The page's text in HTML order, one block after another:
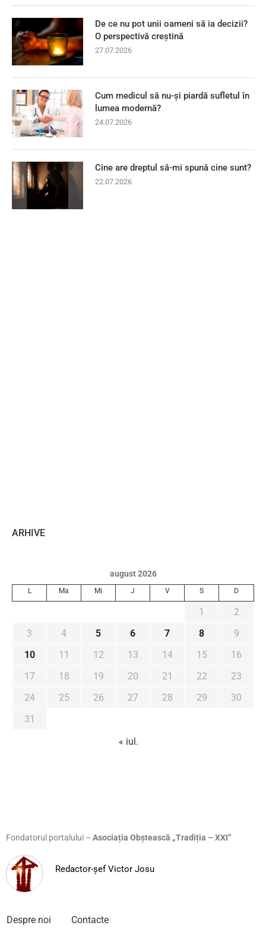
De ce nu pot unii oameni să ia decizii?
O perspectivă creștină
27.07.2026
Cum medicul să nu-și piardă sufletul în
lumea modernă?
24.07.2026
Cine are dreptul să-mi spună cine sunt?
22.07.2026
ARHIVE
august 2026
L Ma Mi J V S D
1
2
3
4 5 6 7 8
9
10
11 12 13 14 15
16
17
18 19 20 21 22
23
24
25 26 27 28 29
30
31
« iul.
Fondatorul portalului – Asociația Obștească „Tradiția – XXI”
Redactor-șef Victor Josu
Despre noi Contacte